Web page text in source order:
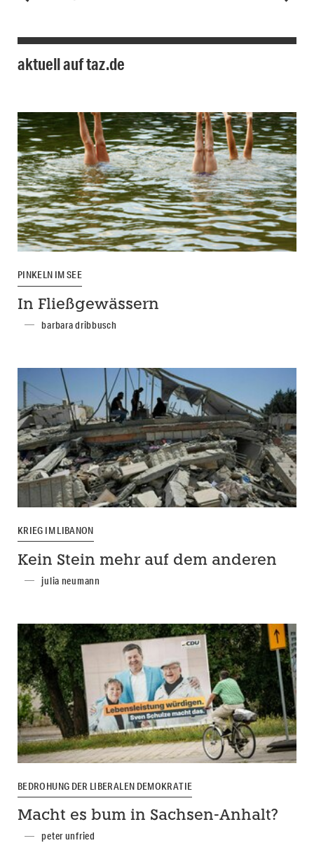
aktuell auf taz.de
PINKELN IM SEE
In Fließgewässern
barbara dribbusch
KRIEG IM LIBANON
Kein Stein mehr auf dem anderen
julia neumann
BEDROHUNG DER LIBERALEN DEMOKRATIE
Macht es bum in Sachsen-Anhalt?
peter unfried